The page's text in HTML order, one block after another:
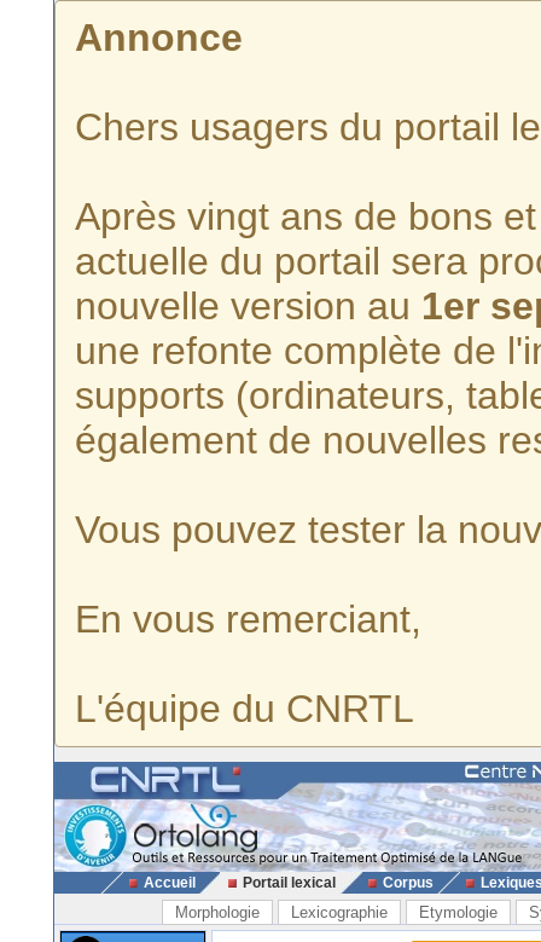
Annonce
Chers usagers du portail
Après vingt ans de bons
actuelle du portail sera
nouvelle version au 1er
une refonte complète de
supports (ordinateurs,
également de nouvelles
Vous pouvez tester la
En vous remerciant,
L'équipe du CNRTL
Accueil Portail lexical Corpus
Morphologie Lexicographie Etymologie